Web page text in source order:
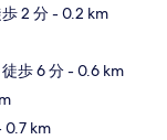
2 分- 0.2 km
歩 6 分- 0.6 km
0.7 km